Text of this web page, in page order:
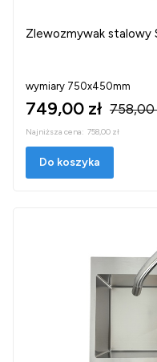
Zlewozmywak stalowy
wymiary 750x450mm
749,00 zł 758,00
Najniższa cena: 758,00 zł
Do koszyka